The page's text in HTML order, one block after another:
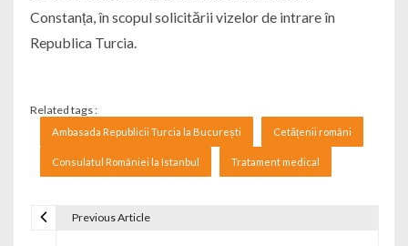
Constanța, în scopul solicitării vizelor de intrare în
Republica Turcia.
Related tags :
Ambasada Republicii Turcia la București Cetățenii români
Consulatul României la Istanbul Tratament medical
Previous Article